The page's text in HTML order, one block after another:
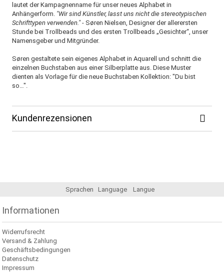
lautet der Kampagnenname für unser neues Alphabet in
Anhängerform. "Wir sind Künstler, lasst uns nicht die stereotypischen
Schrifttypen verwenden."- Søren Nielsen, Designer der allerersten
Stunde bei Trollbeads und des ersten Trollbeads „Gesichter“, unser
Namensgeber und Mitgründer.
Søren gestaltete sein eigenes Alphabet in Aquarell und schnitt die
einzelnen Buchstaben aus einer Silberplatte aus. Diese Muster
dienten als Vorlage für die neue Buchstaben Kollektion: "Du bist
so…".
Kundenrezensionen
Sprachen Language Langue
Informationen
Widerrufsrecht
Versand & Zahlung
Geschäftsbedingungen
Datenschutz
Impressum